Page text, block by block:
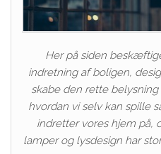
Her på siden
indretning af boligen,
skabe den rette belysning
hvordan vi selv kan spille
indretter vores hjem på,
lamper og lysdesign har